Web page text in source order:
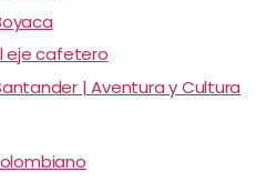
eje cafetero
| Aventura y Cultura